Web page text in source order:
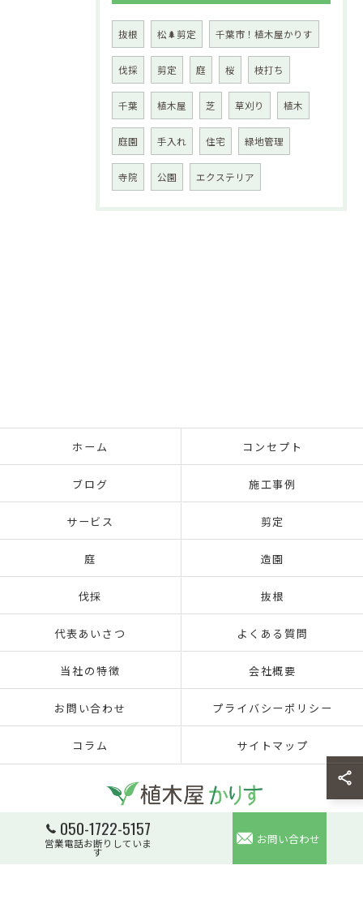
抜根 松🌲剪定 千葉市！植木屋かりす
伐採 剪定 庭 桜 枝打ち
千葉 植木屋 芝 草刈り 植木
庭園 手入れ 住宅 緑地管理
寺院 公園 エクステリア
050-1722-5157
営業電話お断りしていま
す
お問い合わせ
ホーム コンセプト
ブログ 施工事例
サービス 剪定
庭 造園
伐採 抜根
代表あいさつ よくある質問
当社の特徴 会社概要
お問い合わせ プライバシーポリシー
コラム サイトマップ
© 2026 千葉の植木屋なら合同会社KARISU ALL RIGHTS RESERVED.